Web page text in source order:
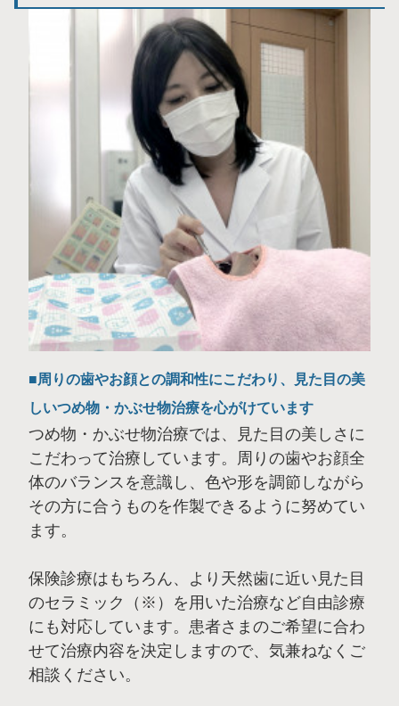
周りの歯やお顔との調和性にこだわり、見た目の美
しいつめ物・かぶせ物治療を心がけています
つめ物・かぶせ物治療では、見た目の美しさに
こだわって治療しています。周りの歯やお顔全
体のバランスを意識し、色や形を調節しながら
その方に合うものを作製できるように努めてい
ます。
保険診療はもちろん、より天然歯に近い見た目
のセラミック（※）を用いた治療など自由診療
にも対応しています。患者さまのご希望に合わ
せて治療内容を決定しますので、気兼ねなくご
相談ください。